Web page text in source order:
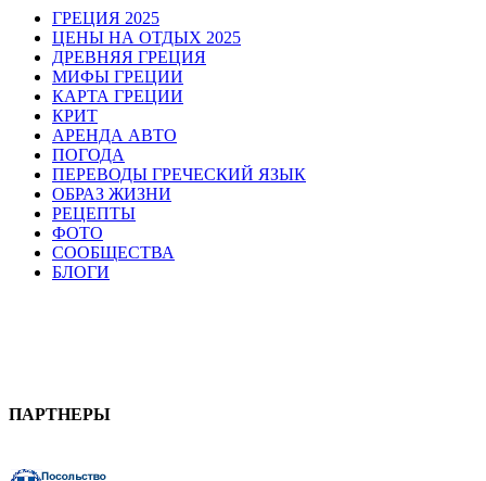
ГРЕЦИЯ 2025
ЦЕНЫ НА ОТДЫХ 2025
ДРЕВНЯЯ ГРЕЦИЯ
МИФЫ ГРЕЦИИ
КАРТА ГРЕЦИИ
КРИТ
АРЕНДА АВТО
ПОГОДА
ПЕРЕВОДЫ ГРЕЧЕСКИЙ ЯЗЫК
ОБРАЗ ЖИЗНИ
РЕЦЕПТЫ
ФОТО
СООБЩЕСТВА
БЛОГИ
ПАРТНЕРЫ